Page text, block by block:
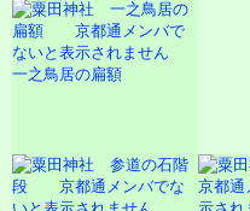
一之鳥居の扁額